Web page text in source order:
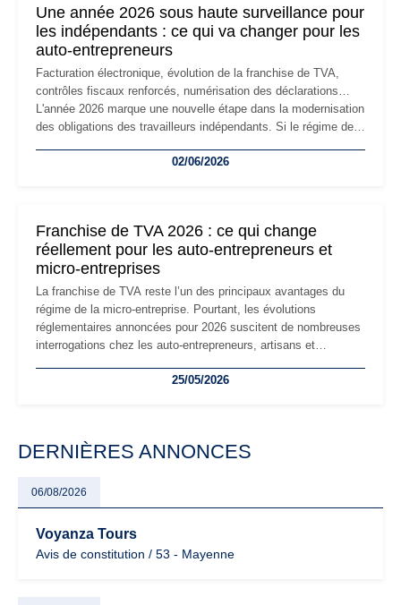
Une année 2026 sous haute surveillance pour
les indépendants : ce qui va changer pour les
auto-entrepreneurs
Facturation électronique, évolution de la franchise de TVA,
contrôles fiscaux renforcés, numérisation des déclarations…
L'année 2026 marque une nouvelle étape dans la modernisation
des obligations des travailleurs indépendants. Si le régime de
les auto-entrepreneurs devront s'adapter à un environnement
02/06/2026
Franchise de TVA 2026 : ce qui change
réellement pour les auto-entrepreneurs et
micro-entreprises
La franchise de TVA reste l’un des principaux avantages du
régime de la micro-entreprise. Pourtant, les évolutions
réglementaires annoncées pour 2026 suscitent de nombreuses
interrogations chez les auto-entrepreneurs, artisans et
facturation ou risque de bascule vers la TVA : les règles
25/05/2026
DERNIÈRES ANNONCES
06/08/2026
Voyanza Tours
Avis de constitution / 53 - Mayenne